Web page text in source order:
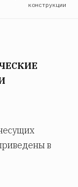
конструкции
в